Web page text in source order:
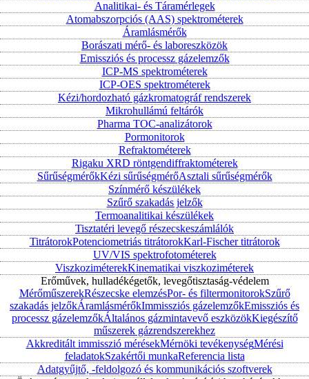
Analitikai- és Táramérlegek
Atomabszorpciós (AAS) spektrométerek
Áramlásmérők
Borászati mérő- és laboreszközök
Emissziós és processz gázelemzők
ICP-MS spektrométerek
ICP-OES spektrométerek
Kézi/hordozható gázkromatográf rendszerek
Mikrohullámú feltárók
Pharma TOC-analizátorok
Pormonitorok
Refraktométerek
Rigaku XRD röntgendiffraktométerek
SűrűségmérőkKézi sűrűségmérőAsztali sűrűségmérők
Színmérő készülékek
Szűrő szakadás jelzők
Termoanalitikai készülékek
Tisztatéri levegő részecskeszámlálók
TitrátorokPotenciometriás titrátorokKarl-Fischer titrátorok
UV/VIS spektrofotométerek
ViszkoziméterekKinematikai viszkoziméterek
Erőművek, hulladékégetők, levegőtisztaság-védelem
MérőműszerekRészecske elemzésPor- és filtermonitorokSzűrő
szakadás jelzőkÁramlásmérőkImmissziós gázelemzőkEmissziós és
processz gázelemzőkÁltalános gázmintavevő eszközökKiegészítő
műszerek gázrendszerekhez
Akkreditált immisszió mérésekMérnöki tevékenységMérési
feladatokSzakértői munkaReferencia lista
Adatgyűjtő, -feldolgozó és kommunikációs szoftverek